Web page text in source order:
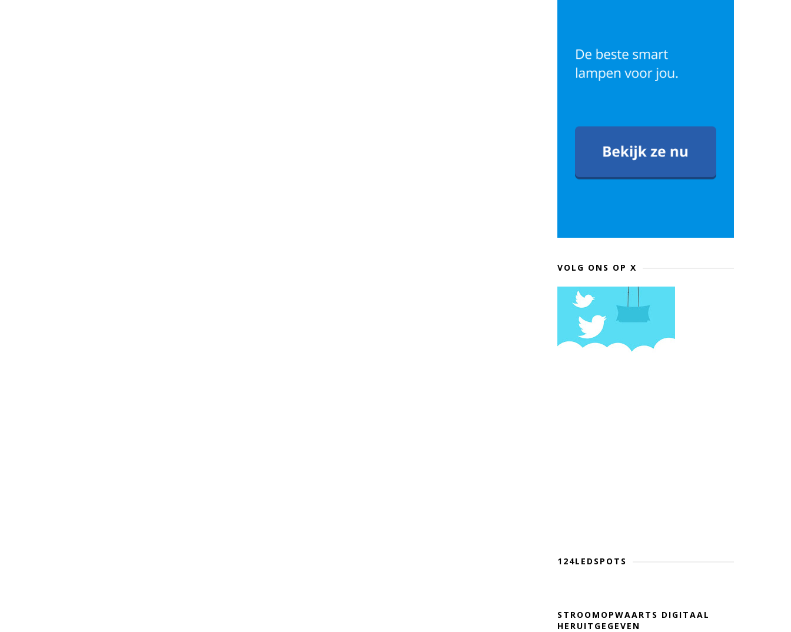
VOLG ONS OP X
124LEDSPOTS
STROOMOPWAARTS DIGITAAL
HERUITGEGEVEN